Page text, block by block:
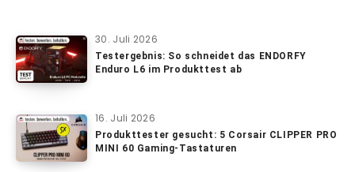
30. Juli 2026
Testergebnis: So schneidet das ENDORFY
Enduro L6 im Produkttest ab
16. Juli 2026
Produkttester gesucht: 5 Corsair CLIPPER PRO
MINI 60 Gaming-Tastaturen